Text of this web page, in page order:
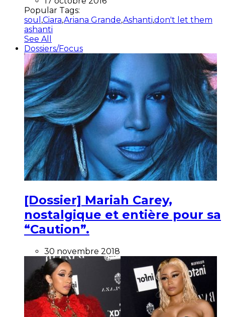
Popular Tags:
soul ,Ciara,Ariana Grande,Ashanti,don't let them
ashanti
See All
Dossiers/Focus
[Dossier] Mariah Carey,
nostalgique et entière pour sa
“Caution”.
30 novembre 2018